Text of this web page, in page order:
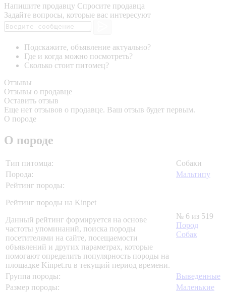
Напишите продавцу Спросите продавца
Задайте вопросы, которые вас интересуют
Подскажите, объявление актуально?
Где и когда можно посмотреть?
Сколько стоит питомец?
Отзывы
Отзывы о продавце
Оставить отзыв
Еще нет отзывов о продавце. Ваш отзыв будет первым.
О породе
О породе
Тип питомца:
Собаки
Порода:
Мальтипу
Рейтинг породы:
Рейтинг породы на Kinpet
Данный рейтинг формируется на основе
частоты упоминаний, поиска породы
посетителями на сайте, посещаемости
объявлений и других параметрах, которые
помогают определить популярность породы на
площадке Kinpet.ru в текущий период времени.
№ 6 из 519
Пород
Собак
Группа породы:
Выведенные
Размер породы:
Маленькие